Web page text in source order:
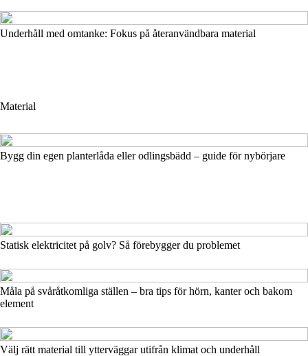
Underhåll med omtanke: Fokus på återanvändbara material
Material
Bygg din egen planterlåda eller odlingsbädd – guide för nybörjare
Statisk elektricitet på golv? Så förebygger du problemet
Måla på svåråtkomliga ställen – bra tips för hörn, kanter och bakom
element
Välj rätt material till ytterväggar utifrån klimat och underhåll